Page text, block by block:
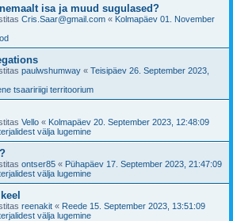
isa ja muud sugulased?
Cris.Saar@gmail.com « Kolmapäev 01. November
paulwshumway « Teisipäev 26. September 2023,
tsaaririigi territoorium
Vello « Kolmapäev 20. September 2023, 12:48:09
välja lugemine
ontser85 « Pühapäev 17. September 2023, 21:47:09
välja lugemine
reenakit « Reede 15. September 2023, 13:51:09
välja lugemine